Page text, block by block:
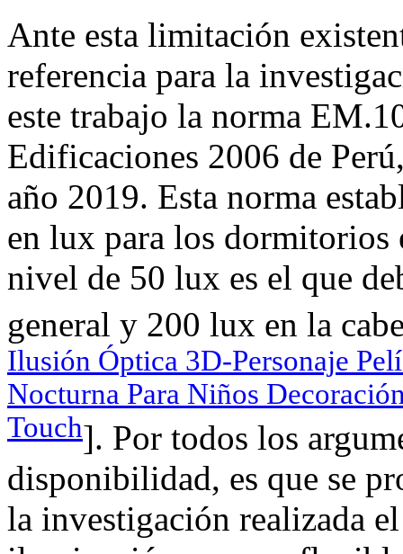
Ante esta limitación
referencia para la
este trabajo la norma
Edificaciones 2006 de
año 2019. Esta norma
en lux para los dormitorios
nivel de 50 lux es el que
general y 200 lux en la
Ilusión Óptica 3D-Personaje
Nocturna Para Niños
Touch]. Por todos los
disponibilidad, es que se
la investigación realizada